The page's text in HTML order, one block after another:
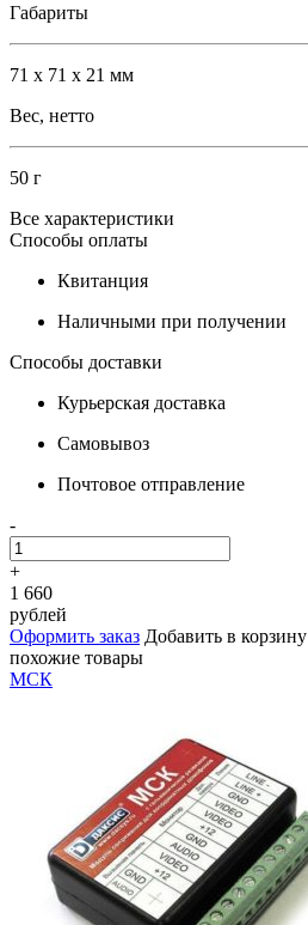
Габариты
71 х 71 х 21 мм
Вес, нетто
50 г
Все характеристики
Способы оплаты
Квитанция
Наличными при получении
Способы доставки
Курьерская доставка
Самовывоз
Почтовое отправление
-
+
1 660
рублей
Оформить заказ Добавить в корзину
похожие товары
МСК